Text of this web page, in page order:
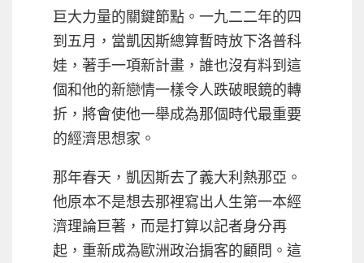
巨大力量的關鍵節點。一九二二年的四
到五月，當凱因斯總算暫時放下洛普科
娃，著手一項新計畫，誰也沒有料到這
個和他的新戀情一樣令人跌破眼鏡的轉
折，將會使他一舉成為那個時代最重要
的經濟思想家。
那年春天，凱因斯去了義大利熱那亞。
他原本不是想去那裡寫出人生第一本經
濟理論巨著，而是打算以記者身分再
起，重新成為歐洲政治掮客的顧問。這